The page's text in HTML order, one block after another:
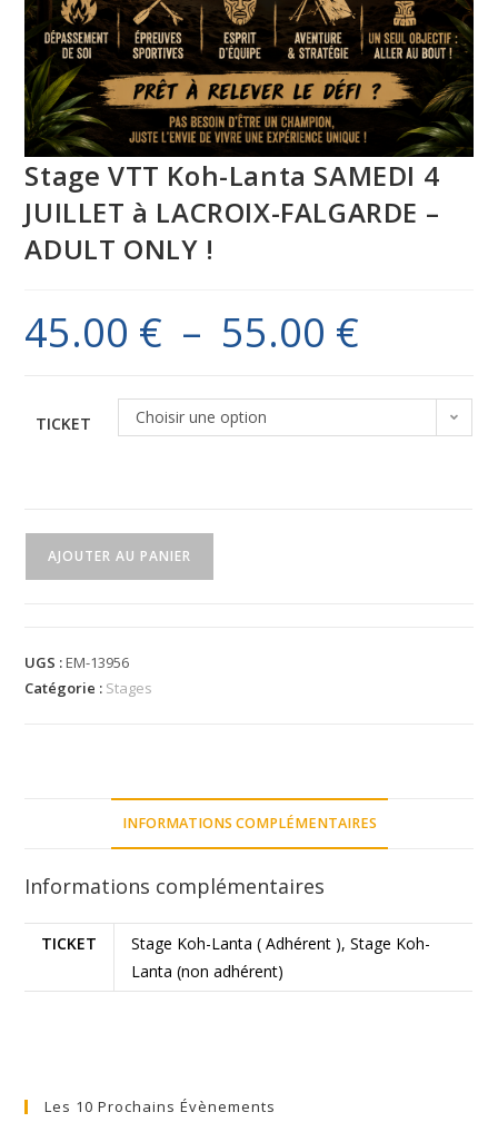
Stage VTT Koh-Lanta SAMEDI 4
JUILLET à LACROIX-FALGARDE –
ADULT ONLY !
45.00 € – 55.00 €
TICKET Choisir une option
AJOUTER AU PANIER
UGS :EM-13956
Catégorie : Stages
INFORMATIONS COMPLÉMENTAIRES
Informations complémentaires
TICKET
Stage Koh-Lanta ( Adhérent ), Stage Koh-
Lanta (non adhérent)
Les 10 Prochains Évènements